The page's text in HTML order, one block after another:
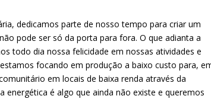
dedicamos parte de nosso tempo para criar um
pode ser só da porta para fora. O que adianta a
todo dia nossa felicidade em nossas atividades e
focando em produção a baixo custo para,
em locais de baixa renda através da
energética é algo que ainda não existe e queremos